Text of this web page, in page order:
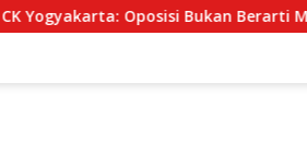
Oposisi Bukan Berarti Menolak